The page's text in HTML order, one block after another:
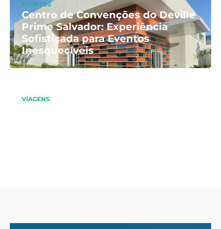
EVENTOS
Centro de Convenções do Deville
Prime Salvador: Experiência
Sofisticada para Eventos
Inesquecíveis
VIAGENS